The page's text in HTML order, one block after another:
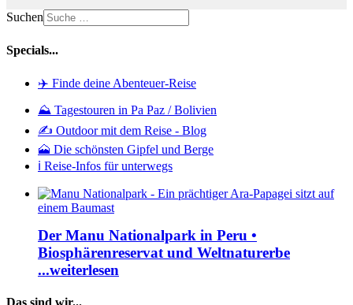
Suchen
Specials...
✈️ Finde deine Abenteuer-Reise
⛰️ Tagestouren in Pa Paz / Bolivien
✍️ Outdoor mit dem Reise - Blog
🗻 Die schönsten Gipfel und Berge
ℹ️ Reise-Infos für unterwegs
Der Manu Nationalpark in Peru •
Biosphärenreservat und Weltnaturerbe
...weiterlesen